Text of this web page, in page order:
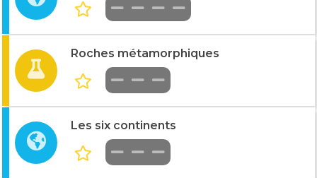
Roches métamorphiques
Les six continents